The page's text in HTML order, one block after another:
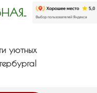
уютных